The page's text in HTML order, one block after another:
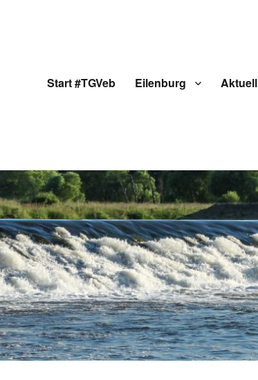
Start #TGVeb Eilenburg Aktuell